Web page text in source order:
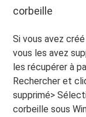
corbeille
Si vous avez
vous les avez
les récupérer à
Rechercher et
supprimé>
corbeille sous